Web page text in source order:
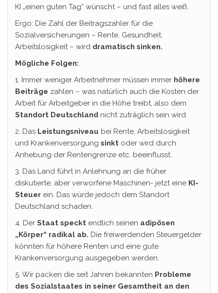
KI „einen guten Tag“ wünscht – und fast alles weiß.
Ergo: Die Zahl der Beitragszahler für die
Sozialversicherungen – Rente, Gesundheit,
Arbeitslosigkeit – wird dramatisch sinken.
Mögliche Folgen:
1. Immer weniger Arbeitnehmer müssen immer höhere
Beiträge zahlen – was natürlich auch die Kosten der
Arbeit für Arbeitgeber in die Höhe treibt, also dem
Standort Deutschland nicht zuträglich sein wird.
2. Das Leistungsniveau bei Rente, Arbeitslosigkeit
und Krankenversorgung sinkt oder wird durch
Anhebung der Rentengrenze etc. beeinflusst.
3. Das Land führt in Anlehnung an die früher
diskutierte, aber verworfene Maschinen- jetzt eine KI-
Steuer ein. Das würde jedoch dem Standort
Deutschland schaden.
4. Der Staat speckt endlich seinen adipösen
„Körper“ radikal ab. Die freiwerdenden Steuergelder
könnten für höhere Renten und eine gute
Krankenversorgung ausgegeben werden.
5. Wir packen die seit Jahren bekannten Probleme
des Sozialstaates in seiner Gesamtheit an den